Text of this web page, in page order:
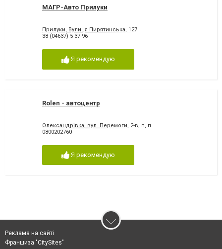
МАГР-Авто Прилуки
Прилуки, Вулиця Пирятинська, 127
38 (04637) 5-37-96
Я рекомендую
Rolen - автоцентр
Олександрівка, вул. Перемоги, 2-в, п, п
0800202760
Я рекомендую
Реклама на сайті
Франшиза "CitySites"